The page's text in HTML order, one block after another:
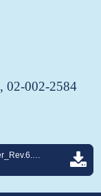
, 02-002-2584